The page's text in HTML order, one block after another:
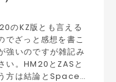
のKZ版とも言える
でざっと感想を書こ
強いのですが雑記み
い。HM20とZASと
方は結論とSpace…